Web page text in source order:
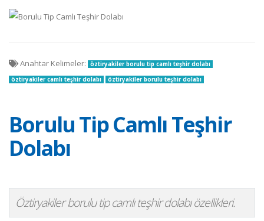
Borulu Tip Camlı Teşhir
Dolabı
Öztiryakiler borulu tip camlı teşhir dolabı özellikleri.
Anahtar Kelimeler:
öztiryakiler borulu tip camlı teşhir dolabı
öztiryakiler camlı teşhir dolabı
öztiryakiler borulu teşhir dolabı